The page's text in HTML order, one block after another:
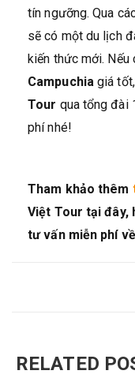
tín ngưỡng. Qua
sẽ có một du lịch
kiến thức mới. Nếu
Campuchia giá
Tour qua tổng đài
phí nhé!
Tham khảo thêm
Việt Tour tại đây,
tư vấn miễn phí
RELATED